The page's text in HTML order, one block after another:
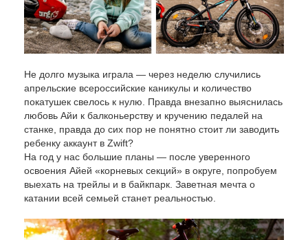
Не долго музыка играла — через неделю случились
апрельские всероссийские каникулы и количество
покатушек свелось к нулю. Правда внезапно выяснилась
любовь Айи к балконьерству и кручению педалей на
станке, правда до сих пор не понятно стоит ли заводить
ребенку аккаунт в Zwift?
На год у нас большие планы — после уверенного
освоения Айей «корневых секций» в округе, попробуем
выехать на трейлы и в байкпарк. Заветная мечта о
катании всей семьей станет реальностью.